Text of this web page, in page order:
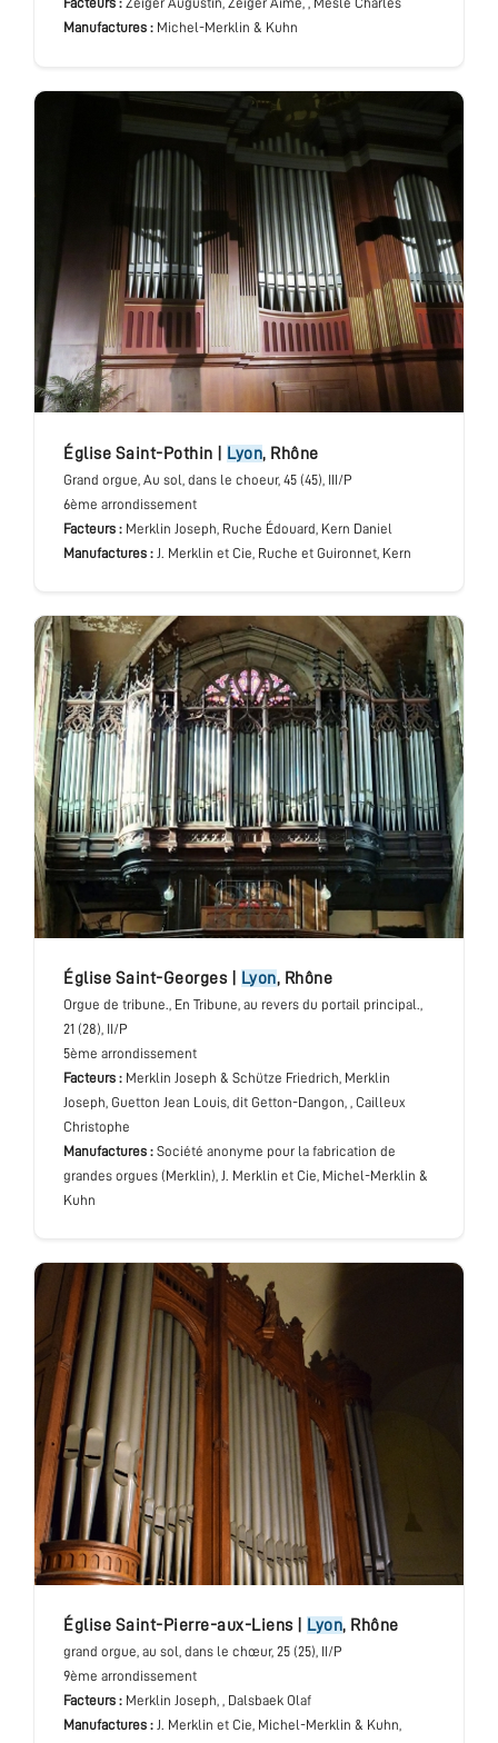
Facteurs : Zeiger Augustin, Zeiger Aimé, , Meslé Charles
Manufactures : Michel-Merklin & Kuhn
église Saint-Pothin Lyon, Rhône
Grand orgue, Au sol, dans le choeur, 45 (45), III/P
6ème arrondissement
Facteurs : Merklin Joseph, Ruche Édouard, Kern Daniel
Manufactures : J. Merklin et Cie, Ruche et Guironnet, Kern
église Saint-Georges| Lyon, Rhône
Orgue de tribune., En Tribune, au revers du portail principal.,
21 (28), II/P
5ème arrondissement
Facteurs : Merklin Joseph & Schütze Friedrich, Merklin
Joseph, Guetton Jean Louis, dit Getton-Dangon, , Cailleux
Christophe
Manufactures : Société anonyme pour la fabrication de
grandes orgues (Merklin), J. Merklin et Cie, Michel-Merklin &
Kuhn
église Saint-Pierre-aux-Liens| Lyon, Rhône
grand orgue, au sol, dans le chœur, 25 (25), II/P
9ème arrondissement
Facteurs : Merklin Joseph, , Dalsbaek Olaf
Manufactures :
J. Merklin et Cie, Michel-Merklin & Kuhn,